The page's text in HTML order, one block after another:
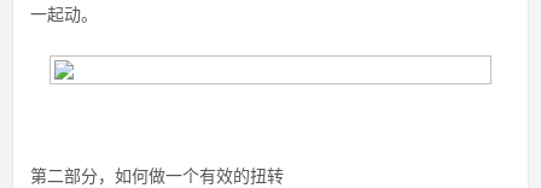
一起动。
第二部分，如何做一个有效的扭转